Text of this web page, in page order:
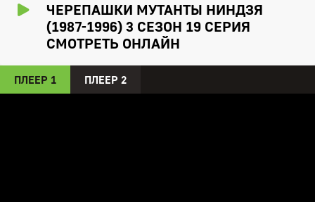
ЧЕРЕПАШКИ МУТАНТЫ НИНДЗЯ
(1987-1996) 3 СЕЗОН 19 СЕРИЯ
СМОТРЕТЬ ОНЛАЙН
ПЛЕЕР 1 ПЛЕЕР 2